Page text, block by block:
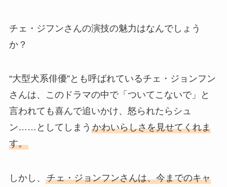
チェ・ジフンさんの演技の魅力はなんでしょう
か？
“大型犬系俳優”とも呼ばれているチェ・ジョンフン
さんは、このドラマの中で「ついてこないで」と
言われても喜んで追いかけ、怒られたらシュ
ン……としてしまう かわいらしさを見せてくれま
す。
しかし、 チェ・ジョンフンさんは、今までのキャ